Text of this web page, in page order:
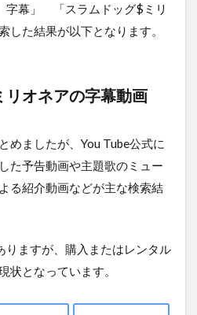
幕」 「スラムドッグ$ミリ
た結果が以下となります。
リオネアの字幕動画
めましたが、You Tube公式に
た予告動画や主題歌のミュー
る紹介動画などが主な検索結
りますが、購入またはレンタル
状となっています。